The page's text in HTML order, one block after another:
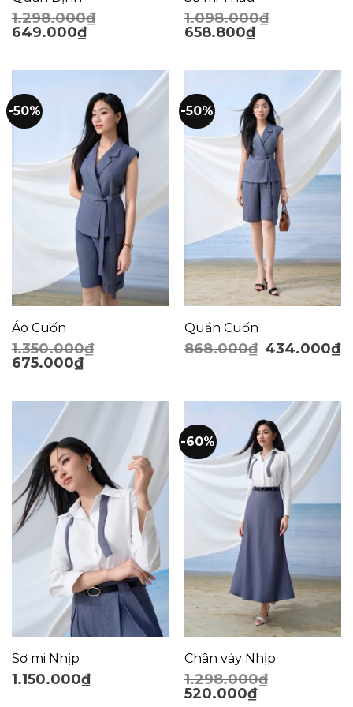
1.298.000₫
649.000₫
1.098.000₫
658.800₫
-50%
Áo Cuốn
1.350.000₫
675.000₫
-50%
Quần Cuốn
868.000₫ 434.000₫
Sơ mi Nhịp
1.150.000₫
-60%
Chân váy Nhịp
1.298.000₫
520.000₫